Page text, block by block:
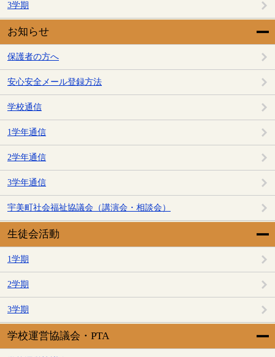
3学期
お知らせ
保護者の方へ
安心安全メール登録方法
学校通信
1学年通信
2学年通信
3学年通信
宇美町社会福祉協議会（講演会・相談会）
生徒会活動
1学期
2学期
3学期
学校運営協議会・PTA